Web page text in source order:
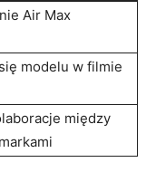
Air Max
modelu w filmie
między